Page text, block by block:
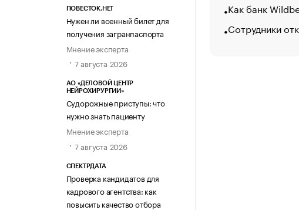
ПОВЕСТОК.НЕТ
Нужен ли военный билет для
получения загранпаспорта
Мнение эксперта
7 августа 2026
АО «ДЕЛОВОЙ ЦЕНТР
НЕЙРОХИРУРГИИ»
Судорожные приступы: что
нужно знать пациенту
Мнение эксперта
7 августа 2026
СПЕКТРДАТА
Проверка кандидатов для
кадрового агентства: как
повысить качество отбора
Как банк
Сотрудники